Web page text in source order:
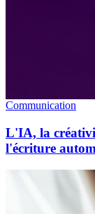
Communication
L'IA, la
l'écriture